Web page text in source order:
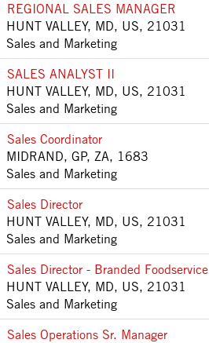
REGIONAL SALES MANAGER
HUNT VALLEY, MD, US, 21031
Sales and Marketing
SALES ANALYST II
HUNT VALLEY, MD, US, 21031
Sales and Marketing
Sales Coordinator
MIDRAND, GP, ZA, 1683
Sales and Marketing
Sales Director
HUNT VALLEY, MD, US, 21031
Sales and Marketing
Sales Director - Branded Foodservice
HUNT VALLEY, MD, US, 21031
Sales and Marketing
Sales Operations Sr. Manager